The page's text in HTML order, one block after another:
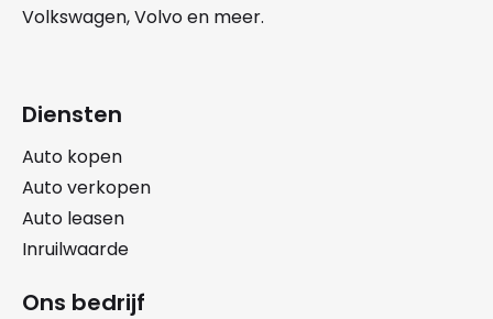
Volkswagen,Volvoen meer.
Diensten
Auto kopen
Auto verkopen
Auto leasen
Inruilwaarde
Ons bedrijf